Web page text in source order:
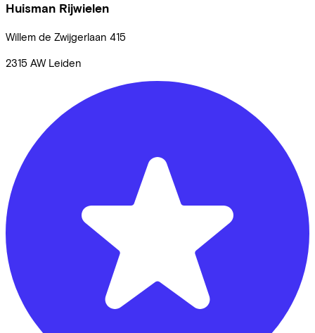
Huisman Rijwielen
Willem de Zwijgerlaan 415
2315 AW Leiden